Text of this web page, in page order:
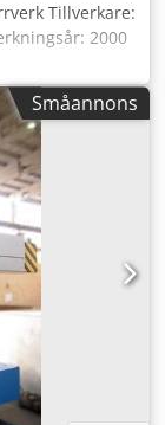
Tillverkare:
2000
2022
3 500 x 2 500 x
2 200 mm
mm
60
mm
Handratt
med ny
mm
Småannons